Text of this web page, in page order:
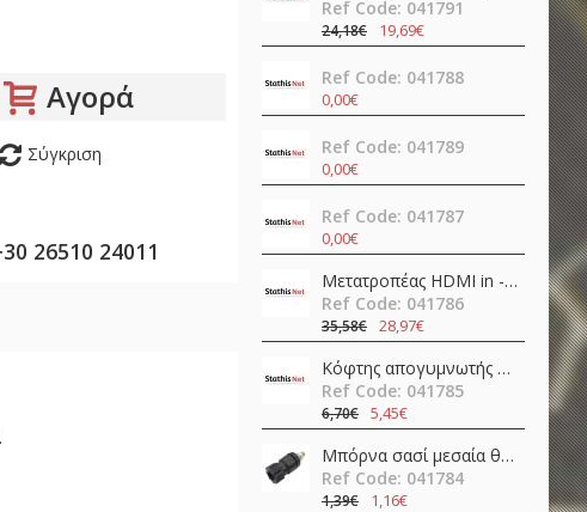
Ref Code: 041791
24,18€ 19,69€
Ref Code: 041788
0,00€
Ref Code: 041789
0,00€
Ref Code: 041787
0,00€
Μετατροπέας HDMI in -> HDMI + SPDIF + 3.5mm out 4K@60Hz OZV8
Ref Code: 041786
35,58€ 28,97€
Κόφτης απογυμνωτής 0.5-4.0mm ψαλίδι ακριβείας CP-108 (6PK-223) Pro'sKit
Ref Code: 041785
6,70€ 5,45€
Μπόρνα σασί μεσαία θηλυκή απλή 42mm/Φ4/30Α βακελίτη μαύρη νίκελ JT-6132 JKG
Ref Code: 041784
1,39€ 1,16€
Αγορά
Σύγκριση
26510 24011